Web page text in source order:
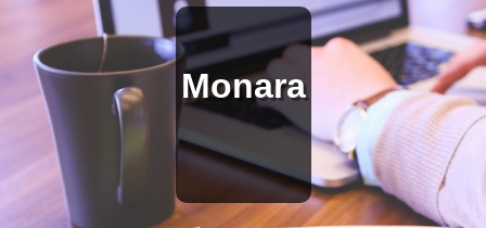
Monara